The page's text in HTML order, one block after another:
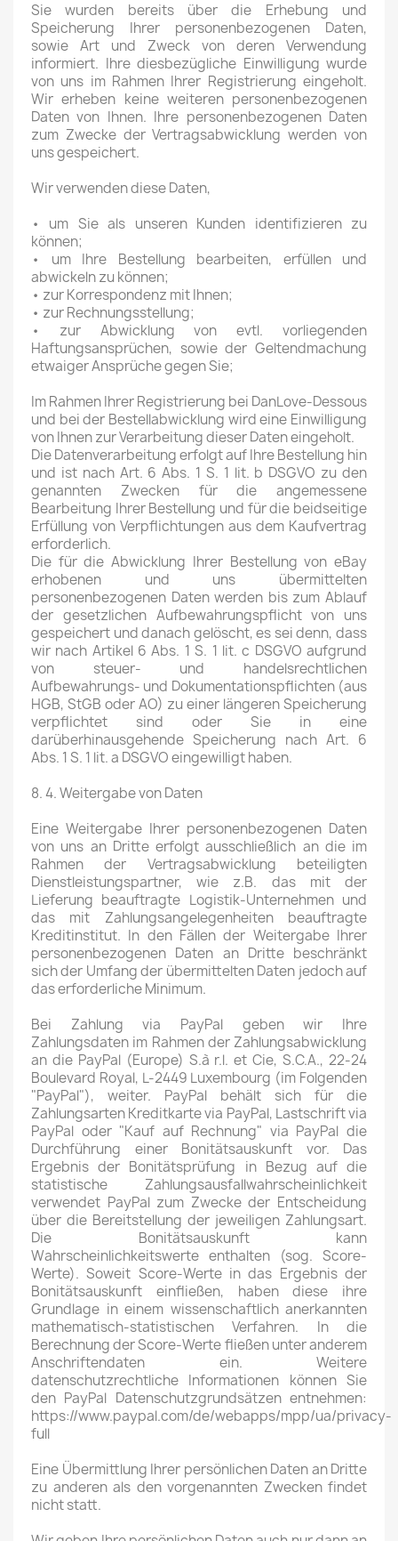
Sie wurden bereits über die Erhebung und
Speicherung Ihrer personenbezogenen Daten,
sowie Art und Zweck von deren Verwendung
informiert. Ihre diesbezügliche Einwilligung wurde
von uns im Rahmen Ihrer Registrierung eingeholt.
Wir erheben keine weiteren personenbezogenen
Daten von Ihnen. Ihre personenbezogenen Daten
zum Zwecke der Vertragsabwicklung werden von
uns gespeichert.
Wir verwenden diese Daten,
• um Sie als unseren Kunden identifizieren zu
können;
• um Ihre Bestellung bearbeiten, erfüllen und
abwickeln zu können;
• zur Korrespondenz mit Ihnen;
• zur Rechnungsstellung;
• zur Abwicklung von evtl. vorliegenden
Haftungsansprüchen, sowie der Geltendmachung
etwaiger Ansprüche gegen Sie;
Im Rahmen Ihrer Registrierung bei DanLove-Dessous
und bei der Bestellabwicklung wird eine Einwilligung
von Ihnen zur Verarbeitung dieser Daten eingeholt.
Die Datenverarbeitung erfolgt auf Ihre Bestellung hin
und ist nach Art. 6 Abs. 1 S. 1 lit. b DSGVO zu den
genannten Zwecken für die angemessene
Bearbeitung Ihrer Bestellung und für die beidseitige
Erfüllung von Verpflichtungen aus dem Kaufvertrag
erforderlich.
Die für die Abwicklung Ihrer Bestellung von eBay
erhobenen und uns übermittelten
personenbezogenen Daten werden bis zum Ablauf
der gesetzlichen Aufbewahrungspflicht von uns
gespeichert und danach gelöscht, es sei denn, dass
wir nach Artikel 6 Abs. 1 S. 1 lit. c DSGVO aufgrund
von steuer- und handelsrechtlichen
Aufbewahrungs- und Dokumentationspflichten (aus
HGB, StGB oder AO) zu einer längeren Speicherung
verpflichtet sind oder Sie in eine
darüberhinausgehende Speicherung nach Art. 6
Abs. 1 S. 1 lit. a DSGVO eingewilligt haben.
8. 4. Weitergabe von Daten
Eine Weitergabe Ihrer personenbezogenen Daten
von uns an Dritte erfolgt ausschließlich an die im
Rahmen der Vertragsabwicklung beteiligten
Dienstleistungspartner, wie z.B. das mit der
Lieferung beauftragte Logistik-Unternehmen und
das mit Zahlungsangelegenheiten beauftragte
Kreditinstitut. In den Fällen der Weitergabe Ihrer
personenbezogenen Daten an Dritte beschränkt
sich der Umfang der übermittelten Daten jedoch auf
das erforderliche Minimum.
Bei Zahlung via PayPal geben wir Ihre
Zahlungsdaten im Rahmen der Zahlungsabwicklung
an die PayPal (Europe) S.à r.l. et Cie, S.C.A., 22-24
Boulevard Royal, L-2449 Luxembourg (im Folgenden
"PayPal"), weiter. PayPal behält sich für die
Zahlungsarten Kreditkarte via PayPal, Lastschrift via
PayPal oder "Kauf auf Rechnung" via PayPal die
Durchführung einer Bonitätsauskunft vor. Das
Ergebnis der Bonitätsprüfung in Bezug auf die
statistische Zahlungsausfallwahrscheinlichkeit
verwendet PayPal zum Zwecke der Entscheidung
über die Bereitstellung der jeweiligen Zahlungsart.
Die Bonitätsauskunft kann
Wahrscheinlichkeitswerte enthalten (sog. Score-
Werte). Soweit Score-Werte in das Ergebnis der
Bonitätsauskunft einfließen, haben diese ihre
Grundlage in einem wissenschaftlich anerkannten
mathematisch-statistischen Verfahren. In die
Berechnung der Score-Werte fließen unter anderem
Anschriftendaten ein. Weitere
datenschutzrechtliche Informationen können Sie
den PayPal Datenschutzgrundsätzen entnehmen:
https://www.paypal.com/de/webapps/mpp/ua/privacy-
full
Eine Übermittlung Ihrer persönlichen Daten an Dritte
zu anderen als den vorgenannten Zwecken findet
nicht statt.